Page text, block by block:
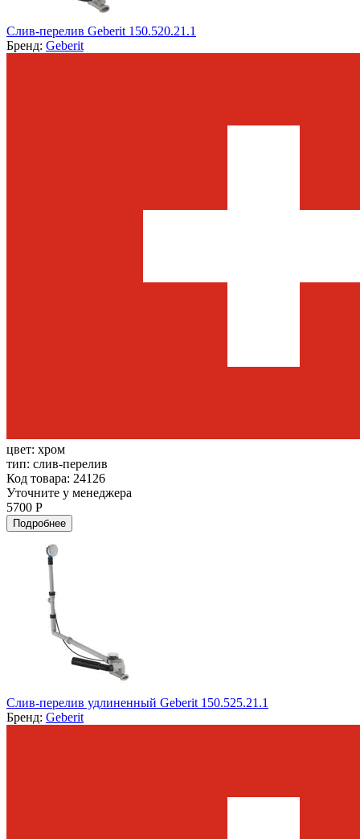
Слив-перелив Geberit 150.520.21.1
Бренд: Geberit
цвет: хром
тип: слив-перелив
Код товара: 24126
Уточните у менеджера
5700 Р
Подробнее
Слив-перелив удлиненный Geberit 150.525.21.1
Бренд: Geberit